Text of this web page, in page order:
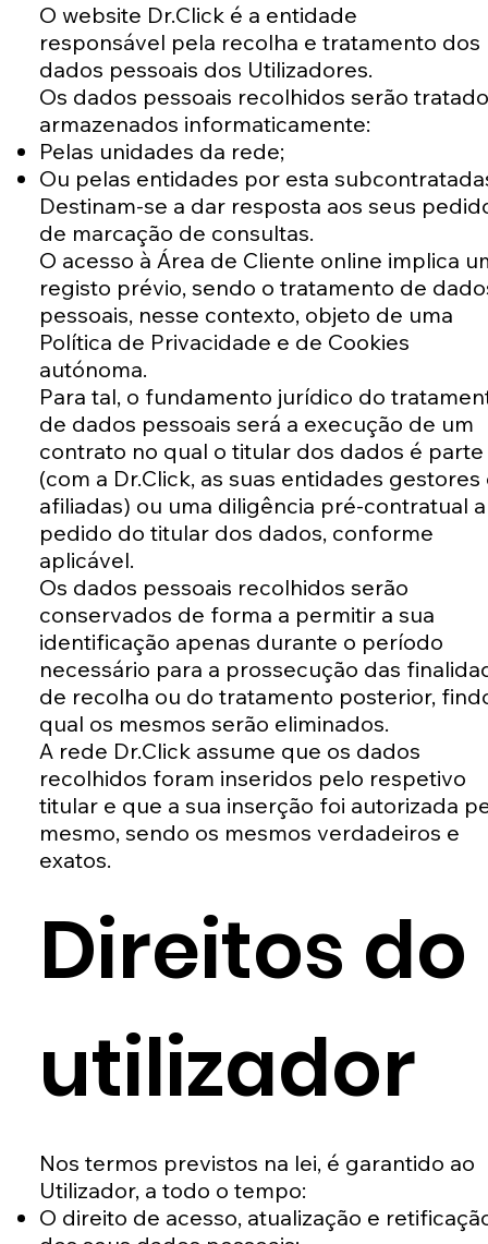
O website Dr.Click é a entidade
responsável pela recolha e tratamento dos
dados pessoais dos Utilizadores.
Os dados pessoais recolhidos serão
armazenados informaticamente:
Pelas unidades da rede;
Ou pelas entidades por esta
Destinam-se a dar resposta aos seus
de marcação de consultas.
O acesso à Área de Cliente online implica
registo prévio, sendo o tratamento de
pessoais, nesse contexto, objeto de uma
Política de Privacidade e de Cookies
autónoma.
Para tal, o fundamento jurídico do
de dados pessoais será a execução de um
contrato no qual o titular dos dados é parte
(com a Dr.Click, as suas entidades gestores
afiliadas) ou uma diligência pré-contratual a
pedido do titular dos dados, conforme
aplicável.
Os dados pessoais recolhidos serão
conservados de forma a permitir a sua
identificação apenas durante o período
necessário para a prossecução das
de recolha ou do tratamento posterior,
qual os mesmos serão eliminados.
A rede Dr.Click assume que os dados
recolhidos foram inseridos pelo respetivo
titular e que a sua inserção foi autorizada
mesmo, sendo os mesmos verdadeiros e
exatos.
Nos termos previstos na lei, é garantido ao
Utilizador, a todo o tempo:
O direito de acesso, atualização e
Direitos do
utilizador